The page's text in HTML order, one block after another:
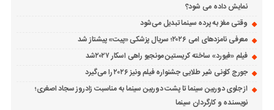
نمایش داده می شود؟
وقتی مغز به پرده سینما تبدیل می‌شود
معرفی نامزدهای امی ۲۰۲۶؛ سریال پزشکی «پیت» پیشتاز شد
فیلم «فیورد» ساخته کریستین مونجیو راهی اسکار ۲۰۲۷شد
جورج کلونی شیر طلایی جشنواره فیلم ونیز ۲۰۲۶ را می‌گیرد
از جلوی دوربین سینما تا پشت دوربین سینما به مناسبت زادروز سجاد اصغری؛
نویسنده و کارگردان سینما